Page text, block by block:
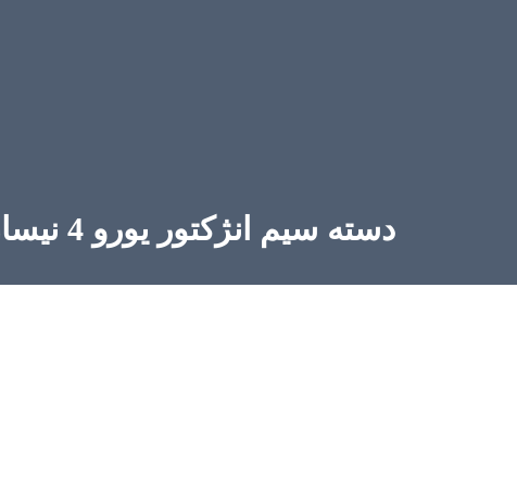
دسته سیم انژکتور یورو 4 نیسان دوگانه سوز